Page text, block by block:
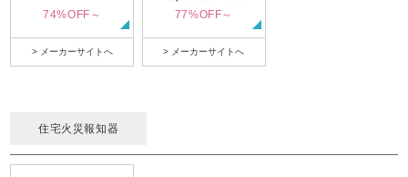
74%OFF～
> メーカーサイトへ
77%OFF～
> メーカーサイトへ
住宅火災報知器